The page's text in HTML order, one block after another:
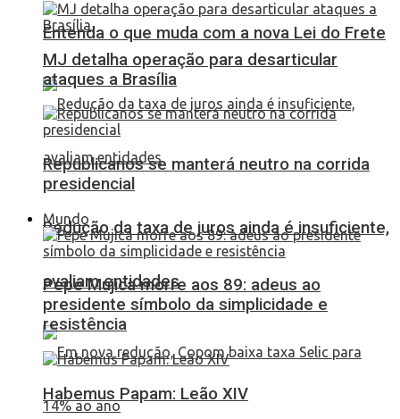
Entenda o que muda com a nova Lei do Frete
Redução da taxa de juros ainda é insuficiente,
avaliam entidades
MJ detalha operação para desarticular
ataques a Brasília
Republicanos se manterá neutro na corrida
presidencial
Mundo
Pepe Mujica morre aos 89: adeus ao
presidente símbolo da simplicidade e
resistência
Habemus Papam: Leão XIV